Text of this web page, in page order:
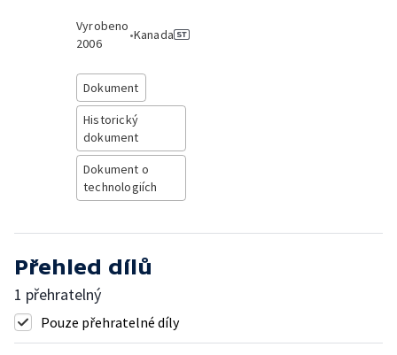
Vyrobeno
2006
•Kanada
Dokument
Historický
dokument
Dokument o
technologiích
Přehled dílů
1 přehratelný
Pouze přehratelné díly